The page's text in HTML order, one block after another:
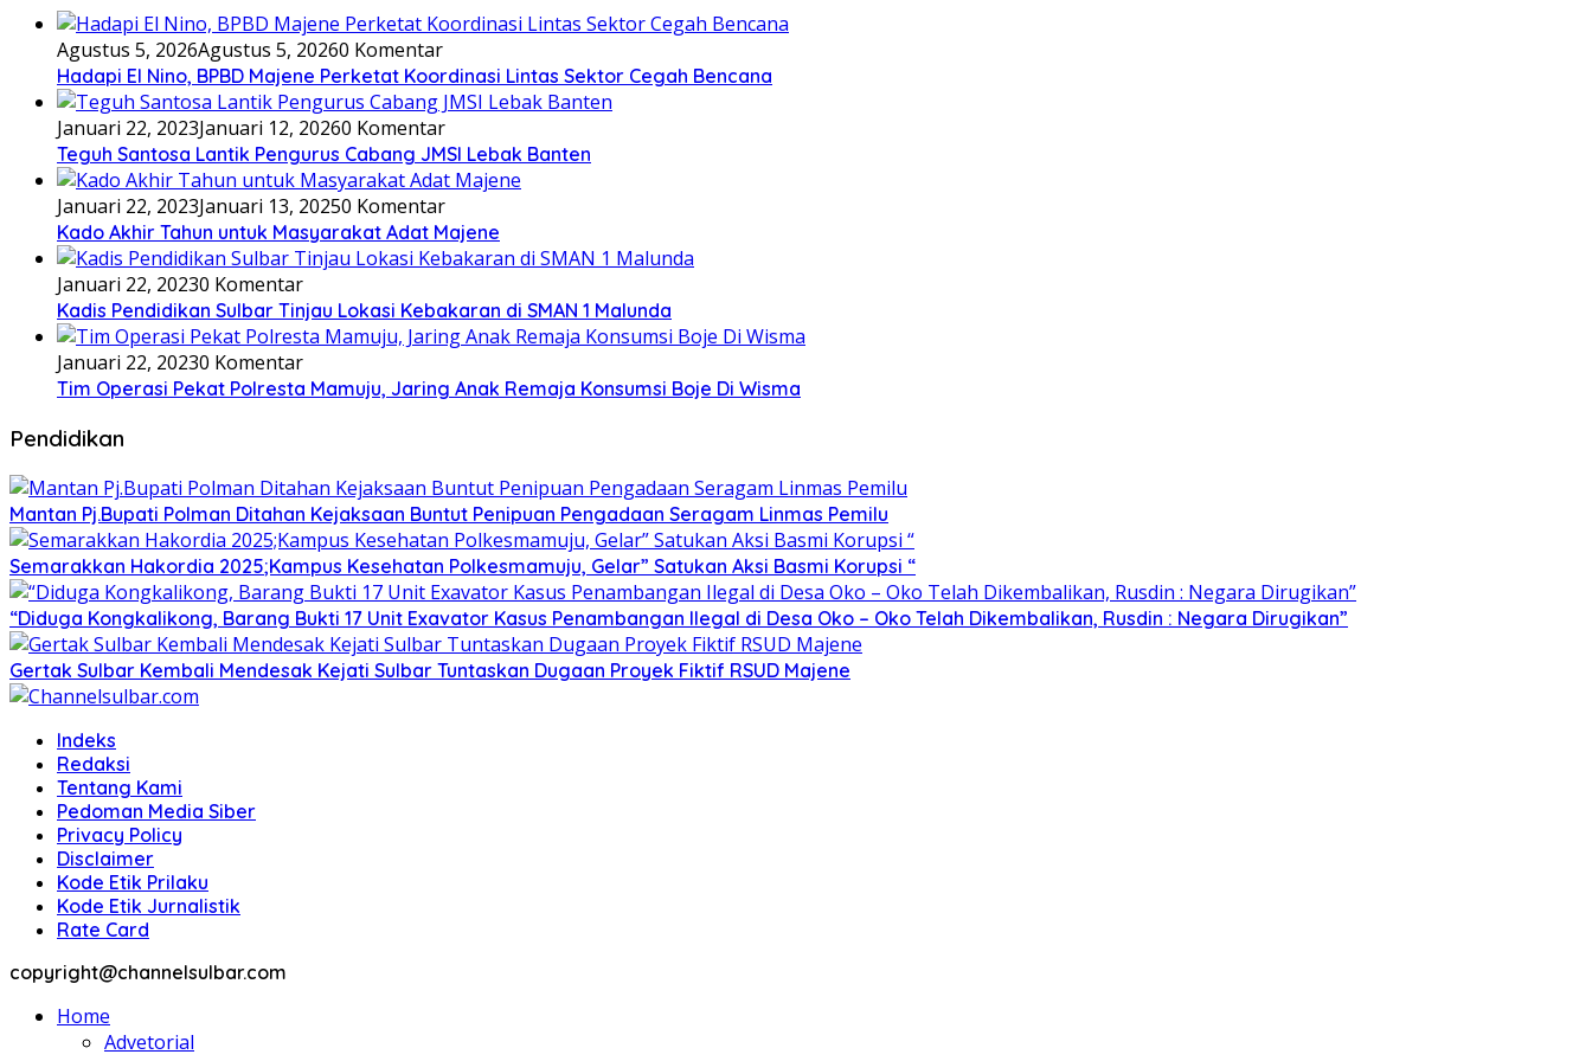
Agustus 5, 2026Agustus 5, 20260 Komentar
Hadapi El Nino, BPBD Majene Perketat Koordinasi Lintas Sektor Cegah Bencana
Januari 22, 2023Januari 12, 20260 Komentar
Teguh Santosa Lantik Pengurus Cabang JMSI Lebak Banten
Januari 22, 2023Januari 13, 20250 Komentar
Kado Akhir Tahun untuk Masyarakat Adat Majene
Januari 22, 20230 Komentar
Kadis Pendidikan Sulbar Tinjau Lokasi Kebakaran di SMAN 1 Malunda
Januari 22, 20230 Komentar
Tim Operasi Pekat Polresta Mamuju, Jaring Anak Remaja Konsumsi Boje Di Wisma
Pendidikan
Mantan Pj.Bupati Polman Ditahan Kejaksaan Buntut Penipuan Pengadaan Seragam Linmas Pemilu
Semarakkan Hakordia 2025;Kampus Kesehatan Polkesmamuju, Gelar” Satukan Aksi Basmi Korupsi “
“Diduga Kongkalikong, Barang Bukti 17 Unit Exavator Kasus Penambangan Ilegal di Desa Oko – Oko Telah Dikembalikan, Rusdin : Negara Dirugikan”
Gertak Sulbar Kembali Mendesak Kejati Sulbar Tuntaskan Dugaan Proyek Fiktif RSUD Majene
Indeks
Redaksi
Tentang Kami
Pedoman Media Siber
Privacy Policy
Disclaimer
Kode Etik Prilaku
Kode Etik Jurnalistik
Rate Card
copyright@channelsulbar.com
Home
Advetorial